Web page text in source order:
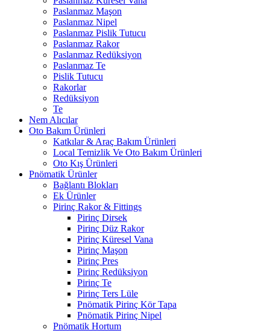
Paslanmaz Maşon
Paslanmaz Nipel
Paslanmaz Pislik Tutucu
Paslanmaz Rakor
Paslanmaz Redüksiyon
Paslanmaz Te
Pislik Tutucu
Rakorlar
Redüksiyon
Te
Nem Alıcılar
Oto Bakım Ürünleri
Katkılar & Araç Bakım Ürünleri
Local Temizlik Ve Oto Bakım Ürünleri
Oto Kış Ürünleri
Pnömatik Ürünler
Bağlantı Blokları
Ek Ürünler
Pirinç Rakor & Fittings
Pirinç Dirsek
Pirinç Düz Rakor
Pirinç Küresel Vana
Pirinç Maşon
Pirinç Pres
Pirinç Redüksiyon
Pirinç Te
Pirinç Ters Lüle
Pnömatik Pirinç Kör Tapa
Pnömatik Pirinç Nipel
Pnömatik Hortum